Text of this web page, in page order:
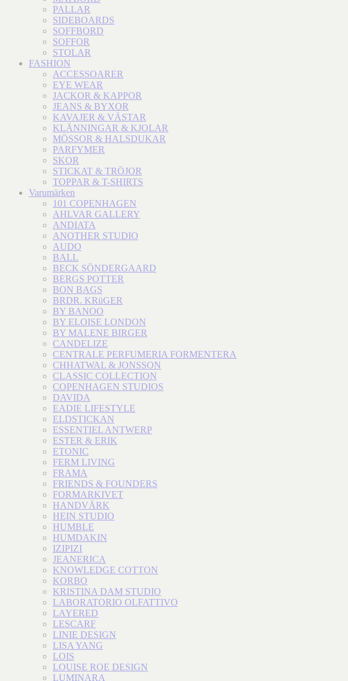
PALLAR
SIDEBOARDS
SOFFBORD
SOFFOR
STOLAR
FASHION
ACCESSOARER
EYE WEAR
JACKOR & KAPPOR
JEANS & BYXOR
KAVAJER & VÄSTAR
KLÄNNINGAR & KJOLAR
MÖSSOR & HALSDUKAR
PARFYMER
SKOR
STICKAT & TRÖJOR
TOPPAR & T-SHIRTS
Varumärken
101 COPENHAGEN
AHLVAR GALLERY
ANDIATA
ANOTHER STUDIO
AUDO
BALL
BECK SÖNDERGAARD
BERGS POTTER
BON BAGS
BRDR. KRüGER
BY BANOO
BY ELOISE LONDON
BY MALENE BIRGER
CANDELIZE
CENTRALE PERFUMERIA FORMENTERA
CHHATWAL & JONSSON
CLASSIC COLLECTION
COPENHAGEN STUDIOS
DAVIDA
EADIE LIFESTYLE
ELDSTICKAN
ESSENTIEL ANTWERP
ESTER & ERIK
ETONIC
FERM LIVING
FRAMA
FRIENDS & FOUNDERS
FORMARKIVET
HANDVÄRK
HEIN STUDIO
HUMBLE
HUMDAKIN
IZIPIZI
JEANERICA
KNOWLEDGE COTTON
KORBO
KRISTINA DAM STUDIO
LABORATORIO OLFATTIVO
LAYERED
LESCARF
LINIE DESIGN
LISA YANG
LOIS
LOUISE ROE DESIGN
LUMINARA